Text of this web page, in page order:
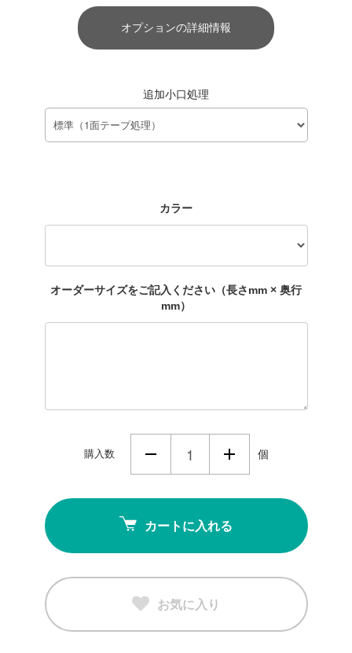
オプションの詳細情報
追加小口処理
カラー
オーダーサイズをご記入ください（長さmm × 奥行
mm）
購入数 個
カートに入れる
お気に入り